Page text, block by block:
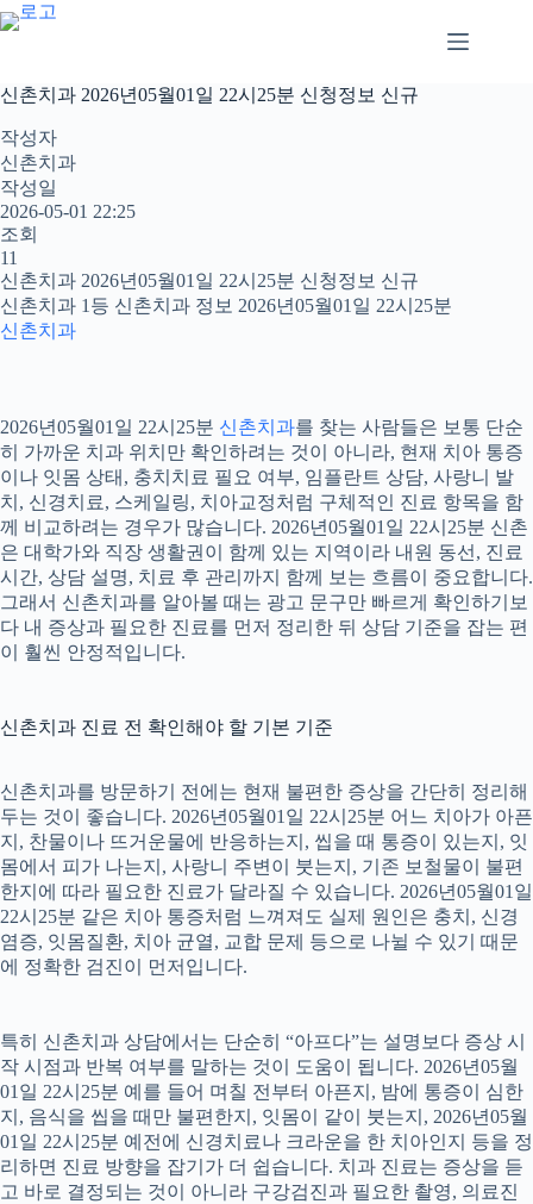
본
문
로
건
너
뛰
기
신촌치과 2026년05월01일 22시25분 신청정보 신규
작성자
신촌치과
작성일
2026-05-01 22:25
조회
11
신촌치과 2026년05월01일 22시25분 신청정보 신규
신촌치과 1등 신촌치과 정보 2026년05월01일 22시25분
신촌치과
2026년05월01일 22시25분 신촌치과를 찾는 사람들은 보통 단순
히 가까운 치과 위치만 확인하려는 것이 아니라, 현재 치아 통증
이나 잇몸 상태, 충치치료 필요 여부, 임플란트 상담, 사랑니 발
치, 신경치료, 스케일링, 치아교정처럼 구체적인 진료 항목을 함
께 비교하려는 경우가 많습니다. 2026년05월01일 22시25분 신촌
은 대학가와 직장 생활권이 함께 있는 지역이라 내원 동선, 진료
시간, 상담 설명, 치료 후 관리까지 함께 보는 흐름이 중요합니다.
그래서 신촌치과를 알아볼 때는 광고 문구만 빠르게 확인하기보
다 내 증상과 필요한 진료를 먼저 정리한 뒤 상담 기준을 잡는 편
이 훨씬 안정적입니다.
신촌치과 진료 전 확인해야 할 기본 기준
신촌치과를 방문하기 전에는 현재 불편한 증상을 간단히 정리해
두는 것이 좋습니다. 2026년05월01일 22시25분 어느 치아가 아픈
지, 찬물이나 뜨거운물에 반응하는지, 씹을 때 통증이 있는지, 잇
몸에서 피가 나는지, 사랑니 주변이 붓는지, 기존 보철물이 불편
한지에 따라 필요한 진료가 달라질 수 있습니다. 2026년05월01일
22시25분 같은 치아 통증처럼 느껴져도 실제 원인은 충치, 신경
염증, 잇몸질환, 치아 균열, 교합 문제 등으로 나뉠 수 있기 때문
에 정확한 검진이 먼저입니다.
특히 신촌치과 상담에서는 단순히 “아프다”는 설명보다 증상 시
작 시점과 반복 여부를 말하는 것이 도움이 됩니다. 2026년05월
01일 22시25분 예를 들어 며칠 전부터 아픈지, 밤에 통증이 심한
지, 음식을 씹을 때만 불편한지, 잇몸이 같이 붓는지, 2026년05월
01일 22시25분 예전에 신경치료나 크라운을 한 치아인지 등을 정
리하면 진료 방향을 잡기가 더 쉽습니다. 치과 진료는 증상을 듣
고 바로 결정되는 것이 아니라 구강검진과 필요한 촬영, 의료진